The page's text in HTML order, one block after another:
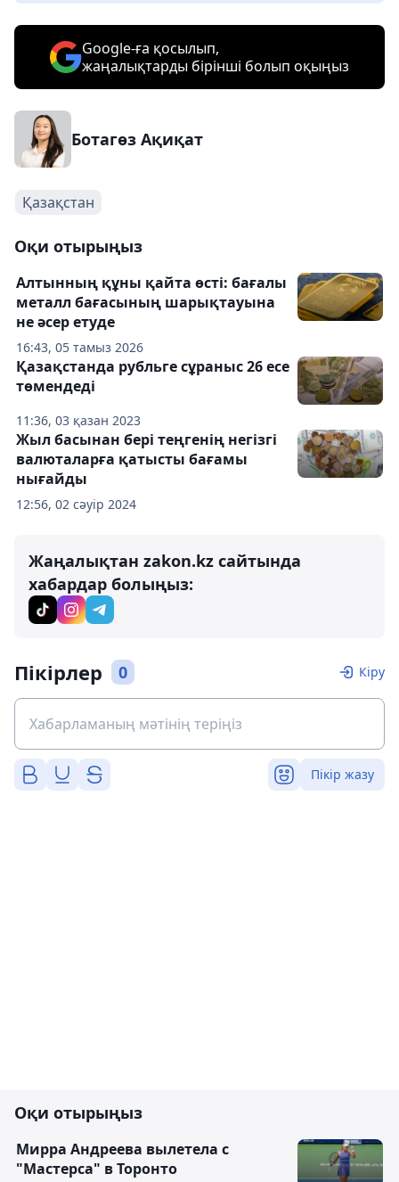
Google-ға қосылып,
жаңалықтарды бірінші болып оқыңыз
Ботагөз Ақиқат
Қазақстан
Оқи отырыңыз
16:43, 05 тамыз 2026
Алтынның құны қайта өсті: бағалы
металл бағасының шарықтауына
не әсер етуде
11:36, 03 қазан 2023
Қазақстанда рубльге сұраныс 26 есе
төмендеді
12:56, 02 сәуір 2024
Жыл басынан бері теңгенің негізгі
валюталарға қатысты бағамы
нығайды
Жаңалықтан zakon.kz сайтында
хабардар болыңыз:
Пікірлер 0 Кіру
Пікір жазу
Оқи отырыңыз
Мирра Андреева вылетела с
"Мастерса" в Торонто